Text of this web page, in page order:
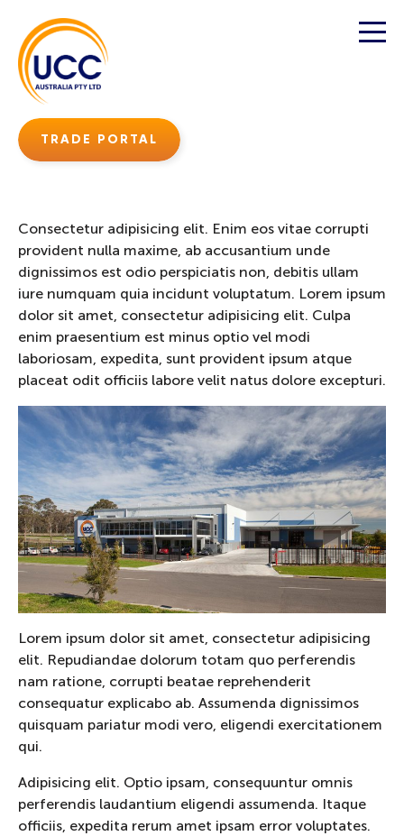
TRADE PORTAL
Consectetur adipisicing elit. Enim eos vitae corrupti
provident nulla maxime, ab accusantium unde
dignissimos est odio perspiciatis non, debitis ullam
iure numquam quia incidunt voluptatum. Lorem ipsum
dolor sit amet, consectetur adipisicing elit. Culpa
enim praesentium est minus optio vel modi
laboriosam, expedita, sunt provident ipsum atque
placeat odit officiis labore velit natus dolore excepturi.
Lorem ipsum dolor sit amet, consectetur adipisicing
elit. Repudiandae dolorum totam quo perferendis
nam ratione, corrupti beatae reprehenderit
consequatur explicabo ab. Assumenda dignissimos
quisquam pariatur modi vero, eligendi exercitationem
qui.
Adipisicing elit. Optio ipsam, consequuntur omnis
perferendis laudantium eligendi assumenda. Itaque
officiis, expedita rerum amet ipsam error voluptates.